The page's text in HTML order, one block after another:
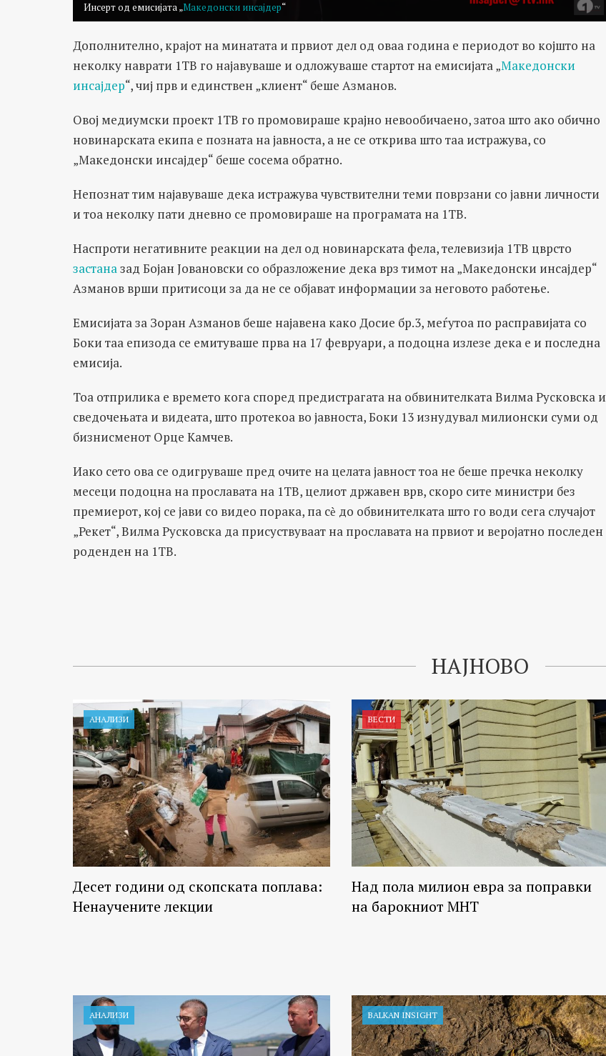
Инсерт од емисијата „Македонски инсајдер“
Дополнително, крајот на минатата и првиот дел од оваа година е периодот во којшто на
неколку наврати 1ТВ го најавуваше и одложуваше стартот на емисијата „Македонски
инсајдер“, чиј прв и единствен „клиент“ беше Азманов.
Овој медиумски проект 1ТВ го промовираше крајно невообичаено, затоа што ако обично
новинарската екипа е позната на јавноста, а не се открива што таа истражува, со
„Македонски инсајдер“ беше сосема обратно.
Непознат тим најавуваше дека истражува чувствителни теми поврзани со јавни личности
и тоа неколку пати дневно се промовираше на програмата на 1ТВ.
Наспроти негативните реакции на дел од новинарската фела, телевизија 1ТВ цврсто
застаназад Бојан Јовановски со образложение дека врз тимот на „Македонски инсајдер“
Азманов врши притисоци за да не се објават информации за неговото работење.
Емисијата за Зоран Азманов беше најавена како Досие бр.3, меѓутоа по расправијата со
Боки таа епизода се емитуваше прва на 17 февруари, а подоцна излезе дека е и последна
емисија.
Тоа отприлика е времето кога според предистрагата на обвинителката Вилма Русковска и
сведочењата и видеата, што протекоа во јавноста, Боки 13 изнудувал милионски суми од
бизнисменот Орце Камчев.
Иако сето ова се одигруваше пред очите на целата јавност тоа не беше пречка неколку
месеци подоцна на прославата на 1ТВ, целиот државен врв, скоро сите министри без
премиерот, кој се јави со видео порака, па сѐ до обвинителката што го води сега случајот
„Рекет“, Вилма Русковска да присуствуваат на прославата на првиот и веројатно последен
роденден на 1ТВ.
НАЈНОВО
АНАЛИЗИ
Десет години од скопската поплава:
Ненаучените лекции
ВЕСТИ
Над пола милион евра за поправки
на барокниот МНТ
АНАЛИЗИ BALKAN INSIGHT